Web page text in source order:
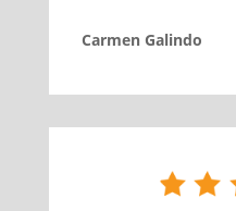
Carmen Galindo